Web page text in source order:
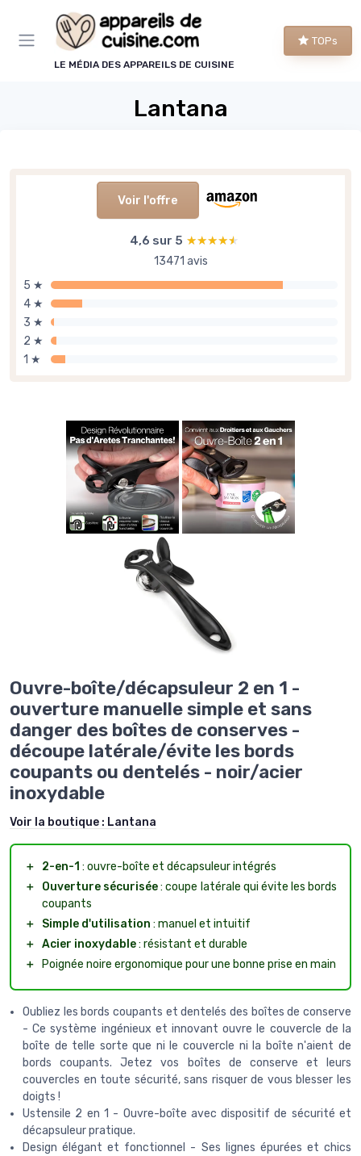
LE MÉDIA DES APPAREILS DE CUISINE
TOPs
Lantana
Voir l'offre
4,6 sur 5 ★★★★★
★★★★★
13471 avis
5 ★
4 ★
3 ★
2 ★
1 ★
Ouvre-boîte/décapsuleur 2 en 1 -
ouverture manuelle simple et sans
danger des boîtes de conserves -
découpe latérale/évite les bords
coupants ou dentelés - noir/acier
inoxydable
Voir la boutique : Lantana
＋ 2-en-1 : ouvre-boîte et décapsuleur intégrés
＋
Ouverture sécurisée: coupe latérale qui évite les bords
coupants
＋
Simple d'utilisation : manuel et intuitif
＋ Acier inoxydable: résistant et durable
＋
Poignée noire ergonomique pour une bonne prise en main
Oubliez les bords coupants et dentelés des boîtes de conserve
- Ce système ingénieux et innovant ouvre le couvercle de la
boîte de telle sorte que ni le couvercle ni la boîte n'aient de
bords coupants. Jetez vos boîtes de conserve et leurs
couvercles en toute sécurité, sans risquer de vous blesser les
doigts !
Ustensile 2 en 1 - Ouvre-boîte avec dispositif de sécurité et
décapsuleur pratique.
Design élégant et fonctionnel - Ses lignes épurées et chics
Panneau de gestion des cookies